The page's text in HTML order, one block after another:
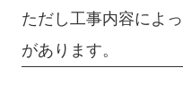
ただし工事内容によ
があります。